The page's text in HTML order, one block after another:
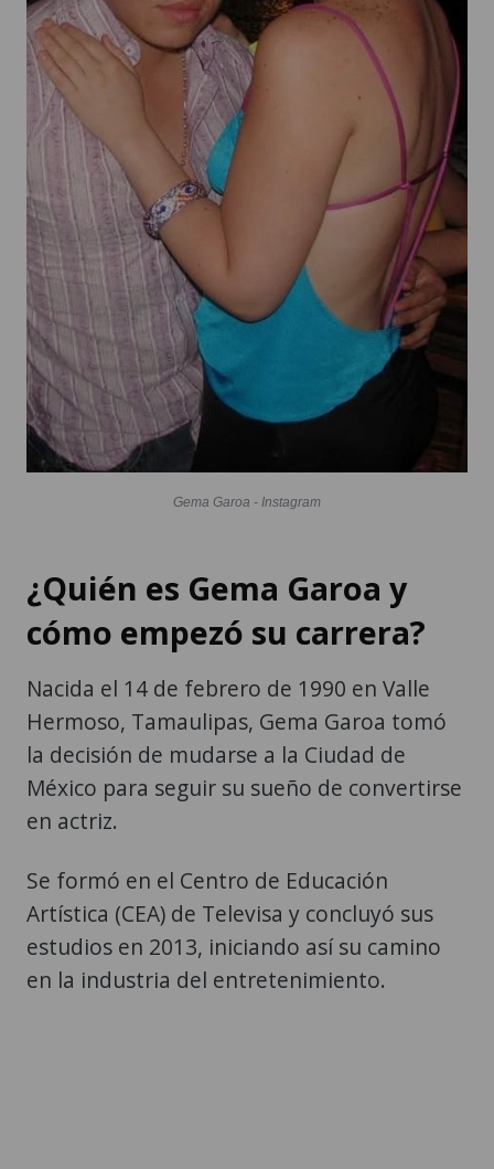
Gema Garoa - Instagram
¿Quién es Gema Garoa y
cómo empezó su carrera?
Nacida el 14 de febrero de 1990 en Valle
Hermoso, Tamaulipas, Gema Garoa tomó
la decisión de mudarse a la Ciudad de
México para seguir su sueño de convertirse
en actriz.
Se formó en el Centro de Educación
Artística (CEA) de Televisa y concluyó sus
estudios en 2013, iniciando así su camino
en la industria del entretenimiento.